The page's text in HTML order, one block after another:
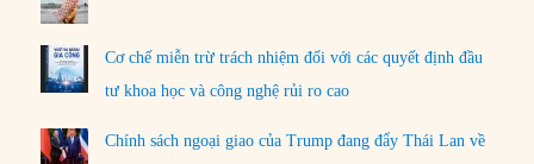
Cơ chế miễn trừ trách nhiệm đối với các quyết định đầu
tư khoa học và công nghệ rủi ro cao
Chính sách ngoại giao của Trump đang đẩy Thái Lan về